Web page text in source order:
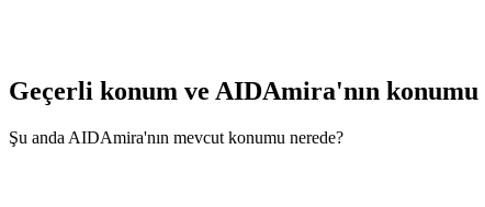
Geçerli konum ve AIDAmira'nın konumu
Şu anda AIDAmira'nın mevcut konumu nerede?